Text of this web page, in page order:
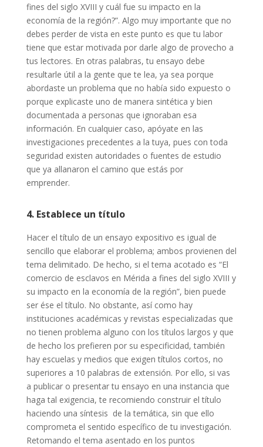
fines del siglo XVIII y cuál fue su impacto en la
economía de la región?”. Algo muy importante que no
debes perder de vista en este punto es que tu labor
tiene que estar motivada por darle algo de provecho a
tus lectores. En otras palabras, tu ensayo debe
resultarle útil a la gente que te lea, ya sea porque
abordaste un problema que no había sido expuesto o
porque explicaste uno de manera sintética y bien
documentada a personas que ignoraban esa
información. En cualquier caso, apóyate en las
investigaciones precedentes a la tuya, pues con toda
seguridad existen autoridades o fuentes de estudio
que ya allanaron el camino que estás por
emprender.
4. Establece un título
Hacer el título de un ensayo expositivo es igual de
sencillo que elaborar el problema; ambos provienen del
tema delimitado. De hecho, si el tema acotado es “El
comercio de esclavos en Mérida a fines del siglo XVIII y
su impacto en la economía de la región”, bien puede
ser ése el título. No obstante, así como hay
instituciones académicas y revistas especializadas que
no tienen problema alguno con los títulos largos y que
de hecho los prefieren por su especificidad, también
hay escuelas y medios que exigen títulos cortos, no
superiores a 10 palabras de extensión. Por ello, si vas
a publicar o presentar tu ensayo en una instancia que
haga tal exigencia, te recomiendo construir el título
haciendo una síntesis de la temática, sin que ello
comprometa el sentido específico de tu investigación.
Retomando el tema asentado en los puntos